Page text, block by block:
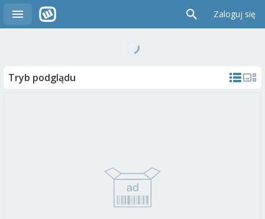
Zaloguj się
Tryb podglądu